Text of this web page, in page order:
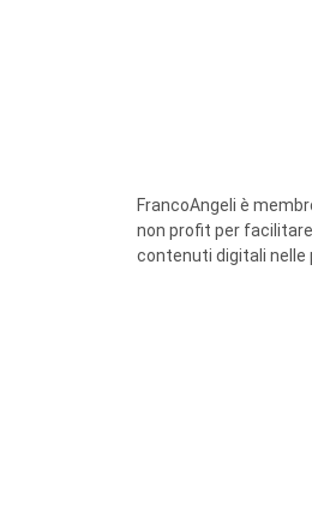
FrancoAngeli è
non profit per
contenuti digitali nelle